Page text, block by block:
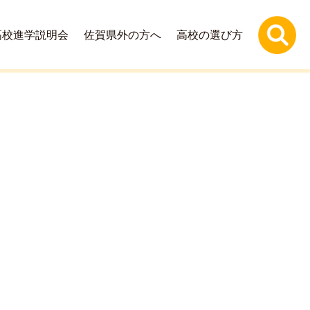
校進学説明会 佐賀県外の方へ 高校の選び方